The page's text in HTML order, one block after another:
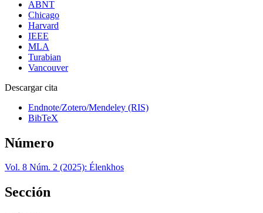
ABNT
Chicago
Harvard
IEEE
MLA
Turabian
Vancouver
Descargar cita
Endnote/Zotero/Mendeley (RIS)
BibTeX
Número
Vol. 8 Núm. 2 (2025): Élenkhos
Sección